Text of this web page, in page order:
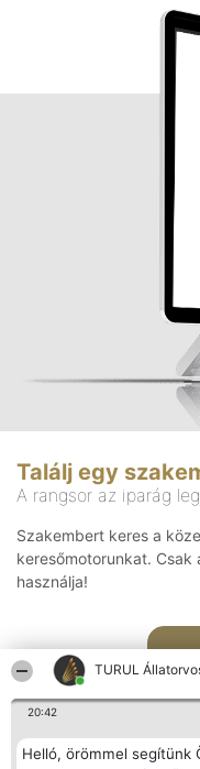
TURUL
20:42
Helló, örömmel segítünk
Találj egy
A rangsor az iparág
Szakembert keres a
keresőmotorunkat.
használja!